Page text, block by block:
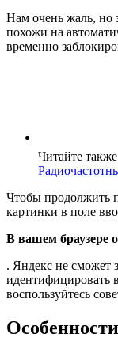
Нам очень жаль, но
похожи на
временно
Читайте
Чтобы продолжить
картинки в поле
В вашем браузере
. Яндекс не сможет
идентифицировать
воспользуйтесь